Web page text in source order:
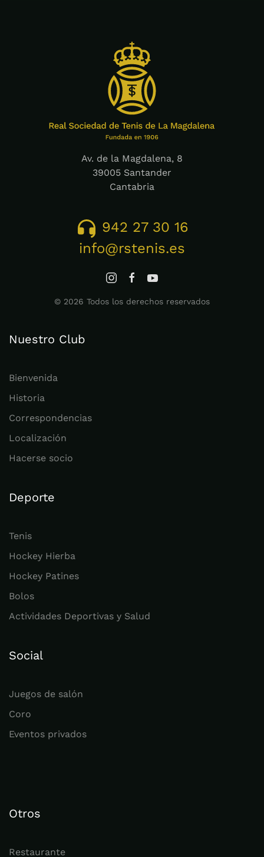
Av. de la Magdalena, 8
39005 Santander
Cantabria
942 27 30 16
info@rstenis.es
© 2026 Todos los derechos reservados
Nuestro Club
Bienvenida
Historia
Correspondencias
Localización
Hacerse socio
Deporte
Tenis
Hockey Hierba
Hockey Patines
Bolos
Actividades Deportivas y Salud
Social
Juegos de salón
Coro
Eventos privados
Otros
Restaurante